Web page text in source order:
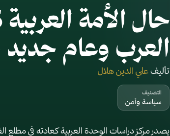
العرب وعام
تأليفعلي الدين هلال
التصنيف
سياسة وأمن
يصدر مركز دراسات الوحدة العربية كعادته في مطلع